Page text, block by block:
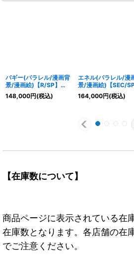
バギー(パラレル/漫画背
景/漫画絵)【R/SP】
{OP09-051}
148,000円(税込)
エネル(パラレル/漫
景/漫画絵)【SEC/
{OP15-118}
164,000円(税込)
【在庫数について】
商品ページに表示されている在
在庫数となります。各店舗の在
でご注意ください。